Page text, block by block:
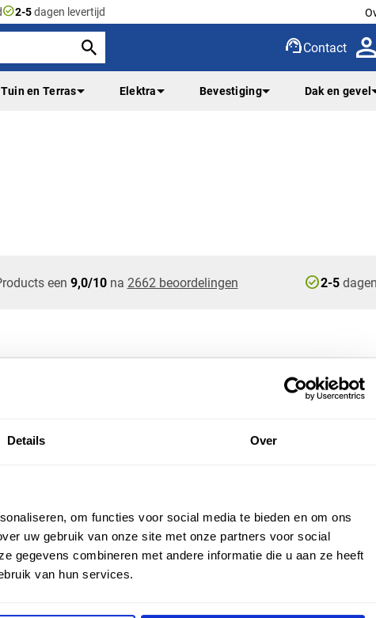
Details Over
om functies voor social media te bieden en om ons
uw gebruik van onze site met onze partners voor social
gegevens combineren met andere informatie die u aan ze heeft
van hun services.
check_circle2-5dagen levertijd
support_agentContact
Tuin en Terras Elektra Bevestiging Dak en gevel
een 9,0/10na 2662 beoordelingen check_circle2-5
ZAKELIJK
map
phone_enabled +31 416
mail